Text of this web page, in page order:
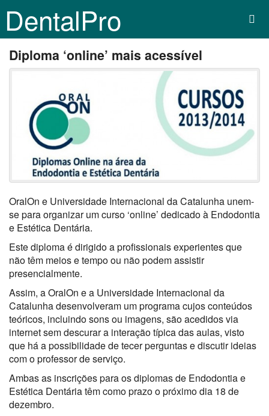
DentalPro
Diploma ‘online’ mais acessível
OralOn e Universidade Internacional da Catalunha unem-
se para organizar um curso ‘online’ dedicado à Endodontia
e Estética Dentária.
Este diploma é dirigido a profissionais experientes que
não têm meios e tempo ou não podem assistir
presencialmente.
Assim, a OralOn e a Universidade Internacional da
Catalunha desenvolveram um programa cujos conteúdos
teóricos, incluindo sons ou imagens, são acedidos via
internet sem descurar a interação típica das aulas, visto
que há a possibilidade de tecer perguntas e discutir ideias
com o professor de serviço.
Ambas as inscrições para os diplomas de Endodontia e
Estética Dentária têm como prazo o próximo dia 18 de
dezembro.